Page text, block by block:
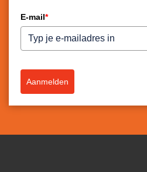
E-mail*
Aanmelden